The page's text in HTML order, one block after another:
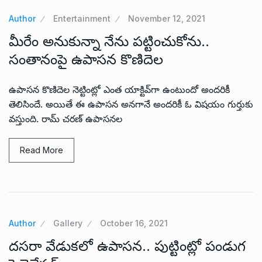
Author Entertainment November 12, 2021
మీరేం అనుకున్నా నేను పట్టించుకోను..
సంతానంపై ఉపాసన కొణిదెల
ఉపాసన కొణిదెల నెట్టింట్లో ఎంత యాక్టివ్‌గా ఉంటుందో అందరికీ
తెలిసిందే. అయితే ఈ ఉపాసన అనగానే అందరికీ ఓ విషయం గుర్తుకు
వస్తుంది. రామ్ చరణ్ ఉపాసనల
Read More
Author Gallery October 16, 2021
దసరా వేడుకలో ఉపాసన.. పుట్టింట్లో పండుగ